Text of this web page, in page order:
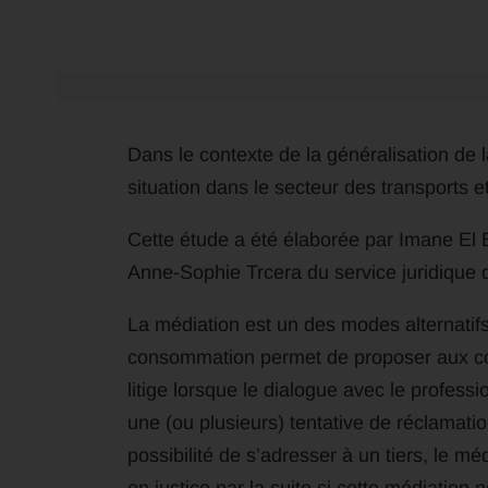
Dans le contexte de la généralisation de
situation dans le secteur des transports
Cette étude a été élaborée par Imane
Anne-Sophie Trcera du service juridique
La médiation est un des modes
consommation permet de proposer aux
litige lorsque le dialogue avec le
une (ou plusieurs) tentative de
possibilité de s’adresser à un tiers, le